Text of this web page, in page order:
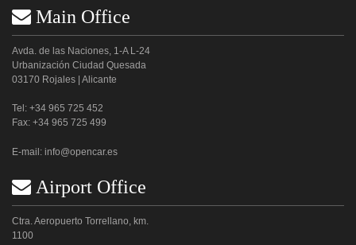
 Main Office
Avda. de las Naciones, 1-A L-24
Urbanización Ciudad Quesada
03170 Rojales | Alicante
Tel: +34 965 725 452
Fax: +34 965 725 499
E-mail: info@opencar.es
 Airport Office
Ctra. Aeropuerto Torrellano, km.
1100